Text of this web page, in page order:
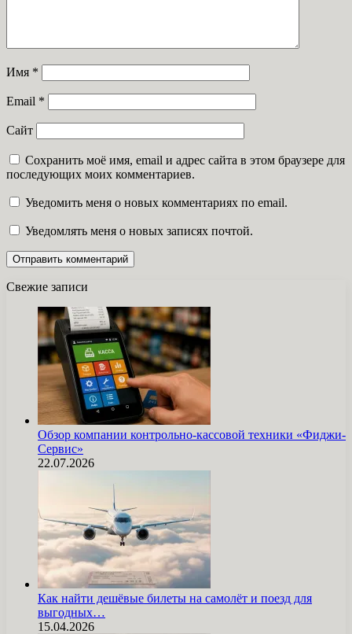
Имя *
Email *
Сайт
Сохранить моё имя, email и адрес сайта в этом браузере для
последующих моих комментариев.
Уведомить меня о новых комментариях по email.
Уведомлять меня о новых записях почтой.
Свежие записи
Обзор компании контрольно-кассовой техники «Фиджи-
Сервис»
22.07.2026
Как найти дешёвые билеты на самолёт и поезд для
выгодных…
15.04.2026